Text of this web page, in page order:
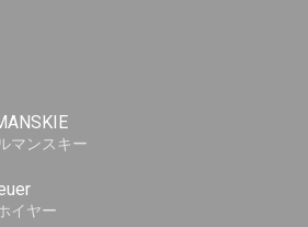
マンスキー
イヤー